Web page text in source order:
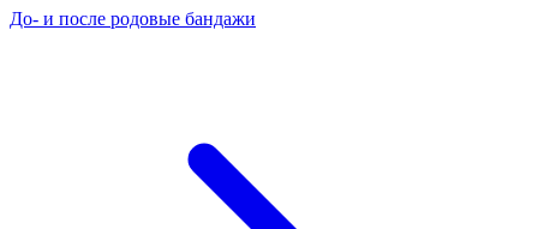
До- и после родовые бандажи